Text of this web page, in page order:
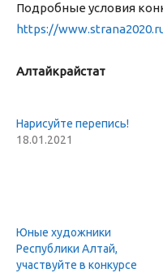
Подробные условия
https://
Алтайкрайстат
Нарисуйте перепись!
18.01.2021
Юные художники
Республики Алтай,
участвуйте в конкурсе